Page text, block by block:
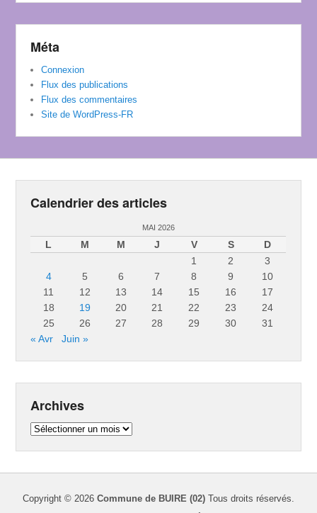
Méta
Connexion
Flux des publications
Flux des commentaires
Site de WordPress-FR
Calendrier des articles
MAI 2026
L M M J V S
D
1
2
3
4
5 6 7 8 9
10
11
12 13 14 15 16
17
18
19 20 21 22 23
24
25
26 27 28 29 30
31
« Avr
Juin »
Archives
Archives
Copyright © 2026 Commune de BUIRE (02) Tous droits réservés.